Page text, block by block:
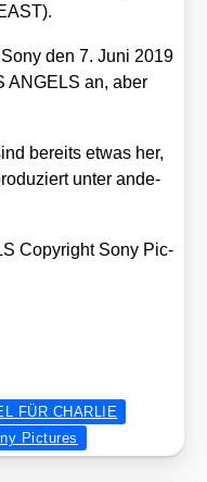
den 7. Juni 2019
ANGELS an, aber
bereits etwas her,
unter ande­
Copy­right Sony Pic­
FÜR CHARLIE
Pictures